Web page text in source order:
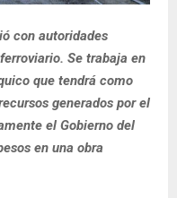
con autoridades
Se trabaja en
que tendrá como
generados por el
el Gobierno del
en una obra